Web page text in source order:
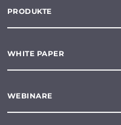
PRODUKTE
WHITE PAPER
WEBINARE